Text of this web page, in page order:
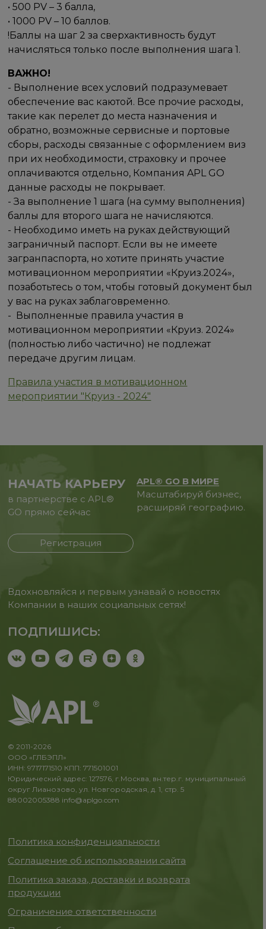
• 500 PV – 3 балла,
• 1000 PV – 10 баллов.
!Баллы на шаг 2 за сверхактивность будут
начисляться только после выполнения шага 1.
ВАЖНО!
- Выполнение всех условий подразумевает
обеспечение вас каютой. Все прочие расходы,
такие как перелет до места назначения и
обратно, возможные сервисные и портовые
сборы, расходы связанные с оформлением виз
при их необходимости, страховку и прочее
оплачиваются отдельно, Компания APL GO
данные расходы не покрывает.
- За выполнение 1 шага (на сумму выполнения)
баллы для второго шага не начисляются.
- Необходимо иметь на руках действующий
заграничный паспорт. Если вы не имеете
загранпаспорта, но хотите принять участие
мотивационном мероприятии «Круиз.2024»,
позаботьтесь о том, чтобы готовый документ был
у вас на руках заблаговременно.
- Выполненные правила участия в
мотивационном мероприятии «Круиз. 2024»
(полностью либо частично) не подлежат
передаче другим лицам.
Правила участия в мотивационном
мероприятии "Круиз - 2024"
НАЧАТЬ КАРЬЕРУ
в партнерстве с APL®
GO прямо сейчас
Регистрация
APL® GO В МИРЕ
Масштабируй бизнес,
расширяй географию.
Вдохновляйся и первым узнавай о новостях
Компании в наших социальных сетях!
ПОДПИШИСЬ:
© 2011-2026
ООО «ГЛБЭПЛ»
ИНН: 9717171510 КПП: 771501001
Юридический адрес: 127576, г.Москва, вн.тер.г. муниципальный
округ Лианозово, ул. Новгородская, д. 1, стр. 5
88002005388 info@aplgo.com
Политика конфиденциальности
Соглашение об использовании сайта
Политика заказа, доставки и возврата
продукции
Ограничение ответственности